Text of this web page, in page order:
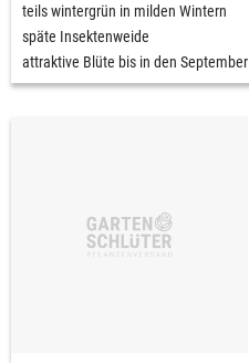
teils wintergrün in milden Wintern
späte Insektenweide
attraktive Blüte bis in den September